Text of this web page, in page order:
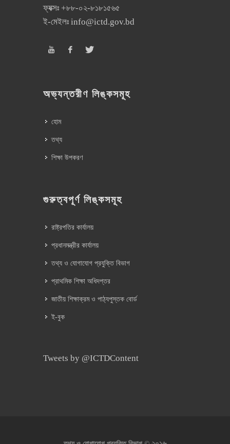
ফ্যক্সঃ +৮৮-০২-৮১৮১৫৬৫
ই-মেইলঃ info@ictd.gov.bd
অভ্যন্তরীণ লিঙ্কসমূহ
হোম
তথ্য
শিক্ষা উপকরণ
গুরুত্বপূর্ণ লিঙ্কসমূহ
রাষ্ট্রপতির কার্যালয়
প্রধানমন্ত্রীর কার্যালয়
তথ্য ও যোগাযোগ প্রযুক্তি বিভাগ
প্রাথমিক শিক্ষা অধিদপ্তর
জাতীয় শিক্ষাক্রম ও পাঠ্যপুস্তক বোর্ড
ই-বুক
Tweets by @ICTDContent